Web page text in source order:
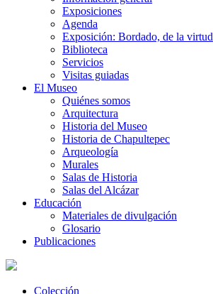
Exposiciones
Agenda
Exposición: Bordado, de la virtud
Biblioteca
Servicios
Visitas guiadas
El Museo
Quiénes somos
Arquitectura
Historia del Museo
Historia de Chapultepec
Arqueología
Murales
Salas de Historia
Salas del Alcázar
Educación
Materiales de divulgación
Glosario
Publicaciones
Colección